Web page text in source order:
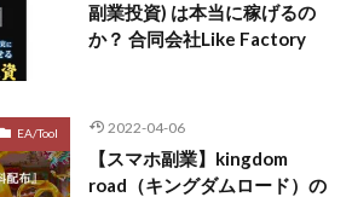
副業投資) は本当に稼げるの
か？ 合同会社Like Factory
EA/Tool 2022-04-06
【スマホ副業】kingdom
road（キングダムロード）の